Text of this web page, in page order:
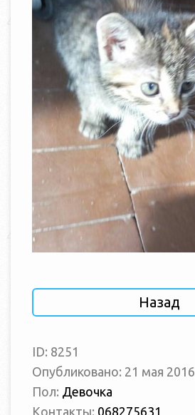
Назад
ID: 8251
Опубликовано: 21 мая 2016
Пол: Девочка
Контакты: 068275631